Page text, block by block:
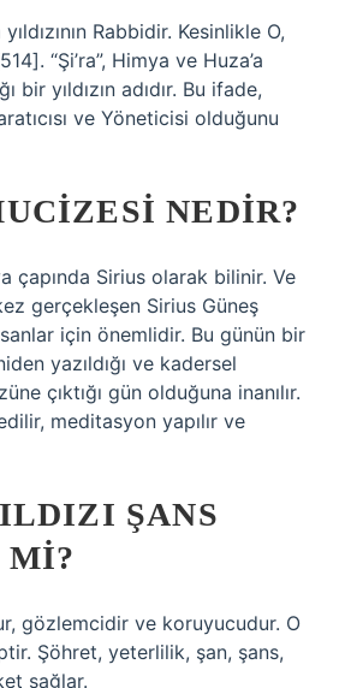
Rabbidir. Kesinlikle O,
“Şi’ra”, Himya ve Huza’a
bir yıldızın adıdır. Bu ifade,
ve Yöneticisi olduğunu
NEDIR?
çapında Sirius olarak bilinir. Ve
gerçekleşen Sirius Güneş
için önemlidir. Bu günün bir
yazıldığı ve kadersel
çıktığı gün olduğuna inanılır.
meditasyon yapılır ve
ŞANS
MI?
gözlemcidir ve koruyucudur. O
Şöhret, yeterlilik, şan, şans,
sağlar.